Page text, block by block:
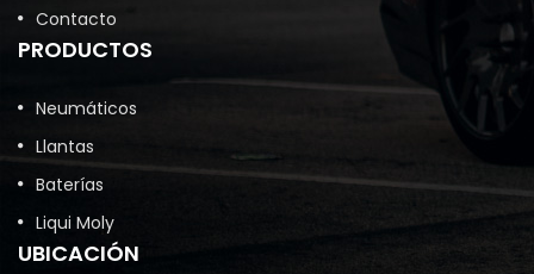
Contacto
PRODUCTOS
Neumáticos
Llantas
Baterías
Liqui Moly
UBICACIÓN